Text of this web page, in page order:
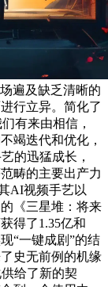
遍及缺乏清晰的
行立异。简化了
有来由相信，
竭迭代和优化，
的迅猛成长，
畴的主要出产力
AI视频手艺以
《三星堆：将来
得了1.35亿和
“一键成剧”的结
史无前例的机缘
给了新的契